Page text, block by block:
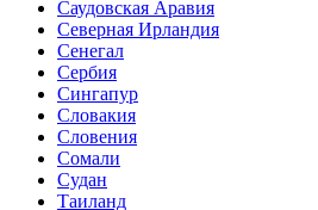
Саудовская Аравия
Северная Ирландия
Сенегал
Сербия
Сингапур
Словакия
Словения
Сомали
Судан
Таиланд